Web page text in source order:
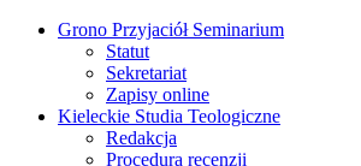
Przejdź
zawartości
Grono Przyjaciół Seminarium
Statut
Sekretariat
Zapisy online
Kieleckie Studia Teologiczne
Redakcja
Procedura recenzji